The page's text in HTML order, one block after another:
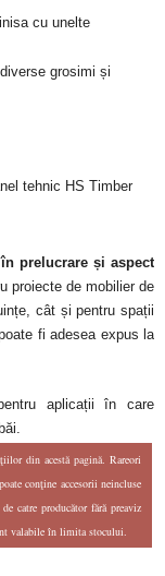
cu unelte
grosimi și
tehnic HS Timber
prelucrare și aspect
proiecte de mobilier de
cât și pentru spații
fi adesea expus la
aplicații în care
din acestă pagină. Rareori
conţine accesorii neincluse
catre producător fără preaviz
valabile în limita stocului.